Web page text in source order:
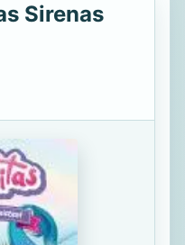
Sirenas